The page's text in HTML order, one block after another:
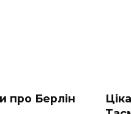
про Берлін